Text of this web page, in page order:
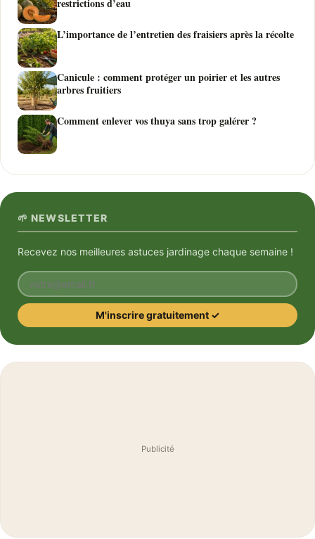
restrictions d’eau
L’importance de l’entretien des fraisiers après la récolte
Canicule : comment protéger un poirier et les autres
arbres fruitiers
Comment enlever vos thuya sans trop galérer ?
🌱 NEWSLETTER
Recevez nos meilleures astuces jardinage chaque semaine !
Votre email
M'inscrire gratuitement ✓
Publicité